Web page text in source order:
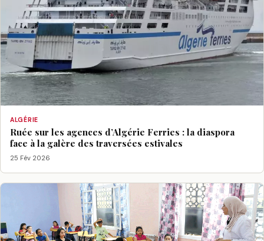
ALGÉRIE
Ruée sur les agences d’Algérie Ferries : la diaspora
face à la galère des traversées estivales
25 Fév 2026